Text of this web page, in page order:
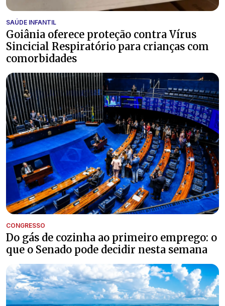
SAÚDE INFANTIL
Goiânia oferece proteção contra Vírus
Sincicial Respiratório para crianças com
comorbidades
CONGRESSO
Do gás de cozinha ao primeiro emprego: o
que o Senado pode decidir nesta semana